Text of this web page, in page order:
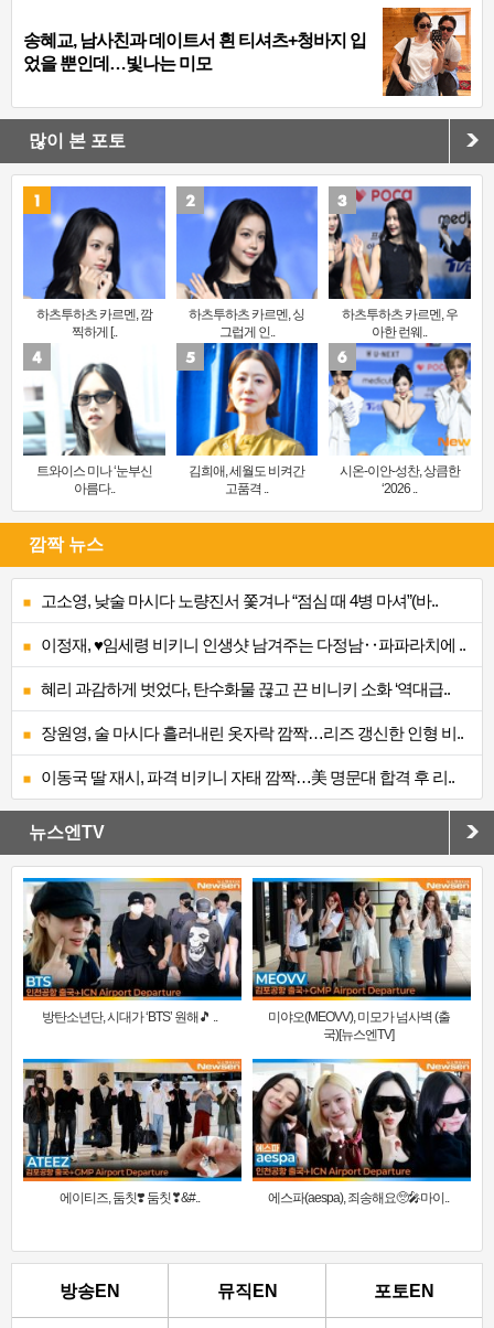
송혜교, 남사친과 데이트서 흰 티셔츠+청바지 입
었을 뿐인데…빛나는 미모
많이 본 포토
하츠투하츠 카르멘, 깜
찍하게 [..
하츠투하츠 카르멘, 싱
그럽게 인..
하츠투하츠 카르멘, 우
아한 런웨..
트와이스 미나 ‘눈부신
아름다..
김희애, 세월도 비켜간
고품격 ..
시온-이안-성찬, 상큼한
‘2026 ..
깜짝 뉴스
고소영, 낮술 마시다 노량진서 쫓겨나 “점심 때 4병 마셔”(바..
이정재, ♥임세령 비키니 인생샷 남겨주는 다정남‥파파라치에 ..
혜리 과감하게 벗었다, 탄수화물 끊고 끈 비니키 소화 ‘역대급..
장원영, 술 마시다 흘러내린 옷자락 깜짝…리즈 갱신한 인형 비..
이동국 딸 재시, 파격 비키니 자태 깜짝…美 명문대 합격 후 리..
뉴스엔TV
방탄소년단, 시대가 ‘BTS’ 원해🎵 ..
미야오(MEOVV), 미모가 넘사벽 (출
국)[뉴스엔TV]
에이티즈, 둠칫❣️ 둠칫❣&#.. 에스파(aespa), 죄송해요🥺🎤마이..
방송EN 뮤직EN 포토EN